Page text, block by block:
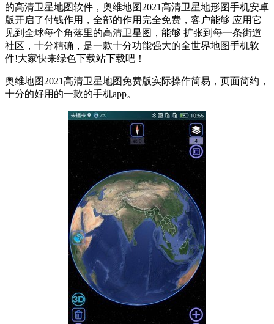
的高清卫星地图软件，奥维地图2021高清卫星地形图手机安卓
版开启了付钱作用，全部的作用完全免费，客户能够 应用它
见到全球每个角落里的高清卫星图，能够 扩张到每一条街道
社区，十分精确，是一款十分功能强大的全世界地图手机软
件!大家快来绿色下载站下载吧！
奥维地图2021高清卫星地图免费版实际操作简易，页面简约，
十分的好用的一款的手机app。